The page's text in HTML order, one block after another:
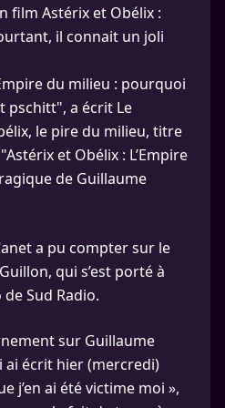
film Astérix et Obélix :
il connait un joli
du milieu : pourquoi
pschitt", a écrit Le
le pire du milieu, titre
et Obélix : L’Empire
de Guillaume
a pu compter sur le
qui s’est porté à
Sud Radio.
sur Guillaume
ai écrit hier (mercredi)
j’en ai été victime moi »,